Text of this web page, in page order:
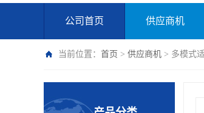
公司首页 供应商机
当前位置： 首页 > 供应商机 > 多模式